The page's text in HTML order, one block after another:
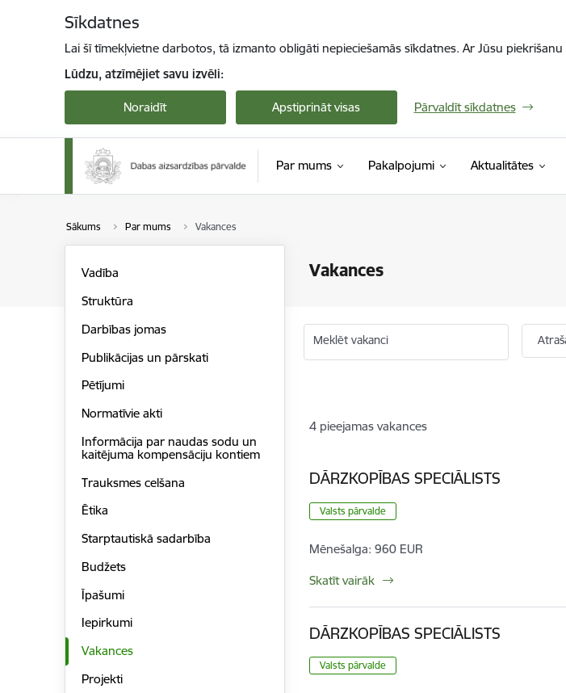
Sīkdatnes
Lai šī tīmekļvietne darbotos, tā izmanto obligāti nepieciešamās sīkdatnes. Ar Jūsu
Lūdzu, atzīmējiet savu izvēli:
Noraidīt Apstiprināt visas Pārvaldīt sīkdatnes
Par mums Pakalpojumi Aktualitātes
Sākums Par mums Vakances
Vakances
Vadība
Struktūra
Darbības jomas
Publikācijas un pārskati
Pētījumi
Normatīvie akti
Informācija par naudas sodu un
kaitējuma kompensāciju kontiem
Trauksmes celšana
Ētika
Starptautiskā sadarbība
Budžets
Īpašumi
Iepirkumi
Vakances
Projekti
Meklēt vakanci
4 pieejamas vakances
DĀRZKOPĪBAS SPECIĀLISTS
Valsts pārvalde
Mēnešalga: 960 EUR
Skatīt vairāk
DĀRZKOPĪBAS SPECIĀLISTS
Valsts pārvalde